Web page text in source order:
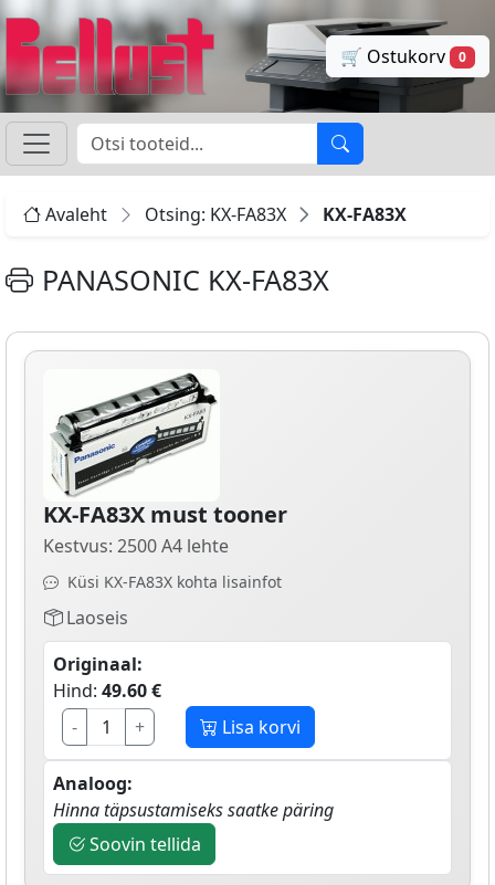
🛒 Ostukorv 0
Avaleht Otsing: KX-FA83X KX-FA83X
PANASONIC KX-FA83X
KX-FA83X must tooner
Kestvus: 2500 A4 lehte
Küsi KX-FA83X kohta lisainfot
Laoseis
Originaal:
Hind: 49.60 €
-
+ Lisa korvi
Analoog:
Hinna täpsustamiseks saatke päring
Soovin tellida